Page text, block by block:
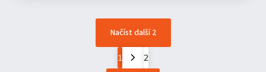
Načíst další 2
1
2